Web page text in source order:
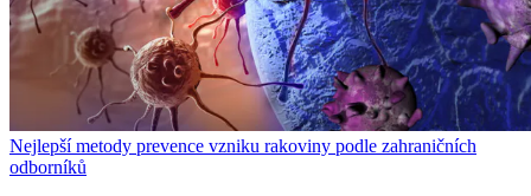
Nejlepší metody prevence vzniku rakoviny podle zahraničních
odborníků